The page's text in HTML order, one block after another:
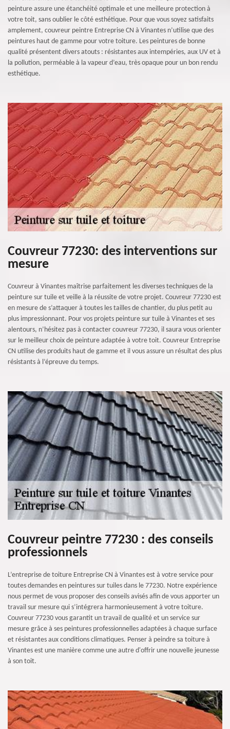
peinture assure une étanchéité optimale et une meilleure protection à
votre toit, sans oublier le côté esthétique. Pour que vous soyez satisfaits
amplement, couvreur peintre Entreprise CN à Vinantes n’utilise que des
peintures haut de gamme pour votre toiture. Les peintures de bonne
qualité présentent divers atouts : résistantes aux intempéries, aux UV et à
la pollution, perméable à la vapeur d’eau, très opaque pour un bon rendu
esthétique.
Couvreur 77230: des interventions sur
mesure
Couvreur à Vinantes maîtrise parfaitement les diverses techniques de la
peinture sur tuile et veille à la réussite de votre projet. Couvreur 77230 est
en mesure de s’attaquer à toutes les tailles de chantier, du plus petit au
plus impressionnant. Pour vos projets peinture sur tuile à Vinantes et ses
alentours, n’hésitez pas à contacter couvreur 77230, il saura vous orienter
sur le meilleur choix de peinture adaptée à votre toit. Couvreur Entreprise
CN utilise des produits haut de gamme et il vous assure un résultat des plus
résistants à l’épreuve du temps.
Couvreur peintre 77230 : des conseils
professionnels
L’entreprise de toiture Entreprise CN à Vinantes est à votre service pour
toutes demandes en peintures sur tuiles dans le 77230. Notre expérience
nous permet de vous proposer des conseils avisés afin de vous apporter un
travail sur mesure qui s’intégrera harmonieusement à votre toiture.
Couvreur 77230 vous garantit un travail de qualité et un service sur
mesure grâce à ses peintures professionnelles adaptées à chaque surface
et résistantes aux conditions climatiques. Penser à peindre sa toiture à
Vinantes est une manière comme une autre d'offrir une nouvelle jeunesse
à son toit.